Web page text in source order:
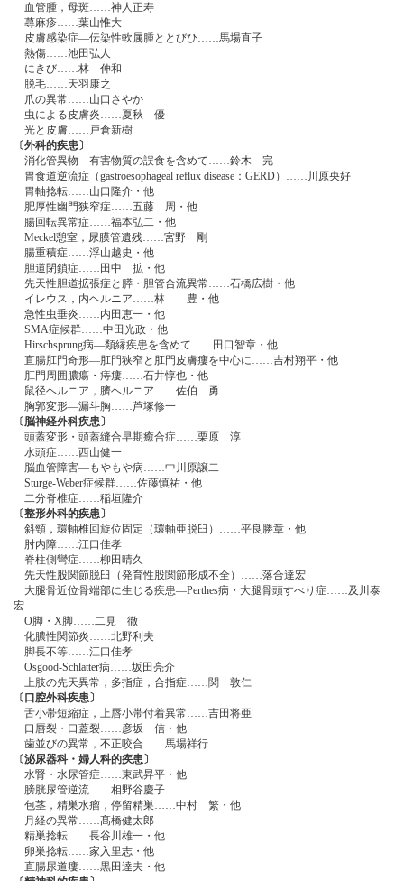
血管腫，母斑……神人正寿
蕁麻疹……葉山惟大
皮膚感染症―伝染性軟属腫ととびひ……馬場直子
熱傷……池田弘人
にきび……林 伸和
脱毛……天羽康之
爪の異常……山口さやか
虫による皮膚炎……夏秋 優
光と皮膚……戸倉新樹
〔外科的疾患〕
消化管異物―有害物質の誤食を含めて……鈴木 完
胃食道逆流症（gastroesophageal reflux disease：GERD）……川原央好
胃軸捻転……山口隆介・他
肥厚性幽門狭窄症……五藤 周・他
腸回転異常症……福本弘二・他
Meckel憩室，尿膜管遺残……宮野 剛
腸重積症……浮山越史・他
胆道閉鎖症……田中 拡・他
先天性胆道拡張症と膵・胆管合流異常……石橋広樹・他
イレウス，内ヘルニア……林 豊・他
急性虫垂炎……内田恵一・他
SMA症候群……中田光政・他
Hirschsprung病―類縁疾患を含めて……田口智章・他
直腸肛門奇形―肛門狭窄と肛門皮膚瘻を中心に……吉村翔平・他
肛門周囲膿瘍・痔瘻……石井惇也・他
鼠径ヘルニア，臍ヘルニア……佐伯 勇
胸郭変形―漏斗胸……芦塚修一
〔脳神経外科疾患〕
頭蓋変形・頭蓋縫合早期癒合症……栗原 淳
水頭症……西山健一
脳血管障害―もやもや病……中川原譲二
Sturge-Weber症候群……佐藤慎祐・他
二分脊椎症……稲垣隆介
〔整形外科的疾患〕
斜頸，環軸椎回旋位固定（環軸亜脱臼）……平良勝章・他
肘内障……江口佳孝
脊柱側彎症……柳田晴久
先天性股関節脱臼（発育性股関節形成不全）……落合達宏
大腿骨近位骨端部に生じる疾患―Perthes病・大腿骨頭すべり症……及川泰
宏
O脚・X脚……二見 徹
化膿性関節炎……北野利夫
脚長不等……江口佳孝
Osgood-Schlatter病……坂田亮介
上肢の先天異常，多指症，合指症……関 敦仁
〔口腔外科疾患〕
舌小帯短縮症，上唇小帯付着異常……吉田将亜
口唇裂・口蓋裂……彦坂 信・他
歯並びの異常，不正咬合……馬場祥行
〔泌尿器科・婦人科的疾患〕
水腎・水尿管症……東武昇平・他
膀胱尿管逆流……相野谷慶子
包茎，精巣水瘤，停留精巣……中村 繁・他
月経の異常……髙橋健太郎
精巣捻転……長谷川雄一・他
卵巣捻転……家入里志・他
直腸尿道瘻……黒田達夫・他